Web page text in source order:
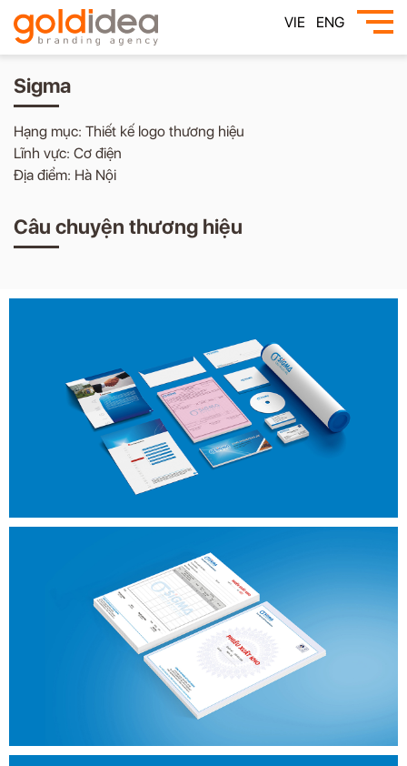
VIE ENG
Sigma
Hạng mục: Thiết kế logo thương hiệu
Lĩnh vực: Cơ điện
Địa điểm: Hà Nội
Câu chuyện thương hiệu